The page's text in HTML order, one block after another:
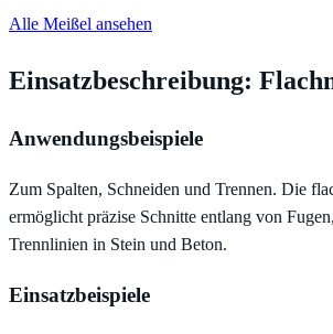
Alle Meißel ansehen
Einsatzbeschreibung:
Anwendungsbeispiele
Zum Spalten, Schneiden und Trennen. Die
ermöglicht präzise Schnitte entlang von
Trennlinien in Stein und Beton.
Einsatzbeispiele